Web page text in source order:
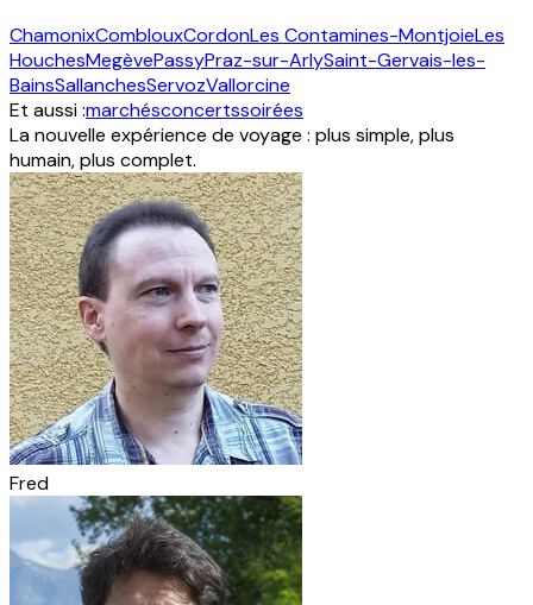
ChamonixComblouxCordonLes Contamines-MontjoieLes
HouchesMegèvePassyPraz-sur-ArlySaint-Gervais-les-
BainsSallanchesServozVallorcine
Et aussi :marchésconcertssoirées
La nouvelle expérience de voyage : plus simple, plus
humain, plus complet.
Fred